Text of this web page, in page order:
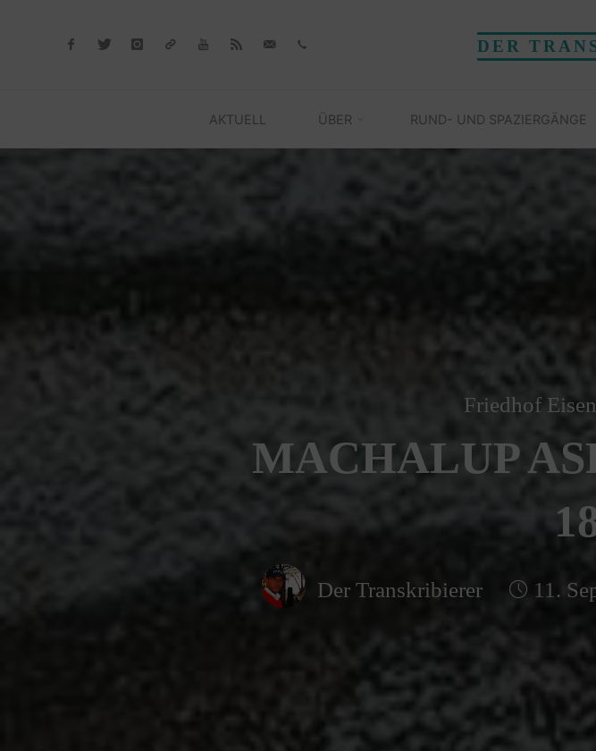
DER
AKTUELL ÜBER RUND- UND SPAZIERGÄNGE
Friedhof
MACHALUP
Der Transkribierer 11.